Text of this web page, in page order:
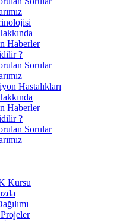
Haberler
?
Sorular
Hastalıkları
Haberler
?
Sorular
Kursu